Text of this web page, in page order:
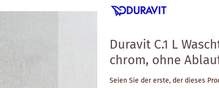
Duravit C.1 L
chrom, ohne
Seien Sie der erste, der dieses